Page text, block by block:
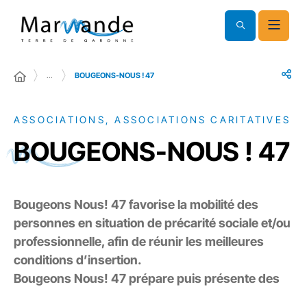
… BOUGEONS-NOUS ! 47
ASSOCIATIONS, ASSOCIATIONS CARITATIVES
BOUGEONS-NOUS ! 47
Bougeons Nous! 47 favorise la mobilité des
personnes en situation de précarité sociale et/ou
professionnelle, afin de réunir les meilleures
conditions d’insertion.
Bougeons Nous! 47 prépare puis présente des